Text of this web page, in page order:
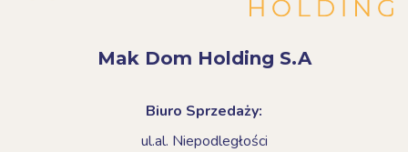
Mak Dom Holding S.A
Biuro Sprzedaży:
ul.al. Niepodległości